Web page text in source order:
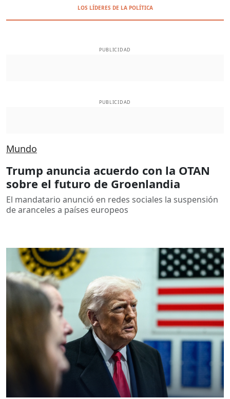
LOS LÍDERES DE LA POLÍTICA
PUBLICIDAD
PUBLICIDAD
Mundo
Trump anuncia acuerdo con la OTAN
sobre el futuro de Groenlandia
El mandatario anunció en redes sociales la suspensión
de aranceles a países europeos